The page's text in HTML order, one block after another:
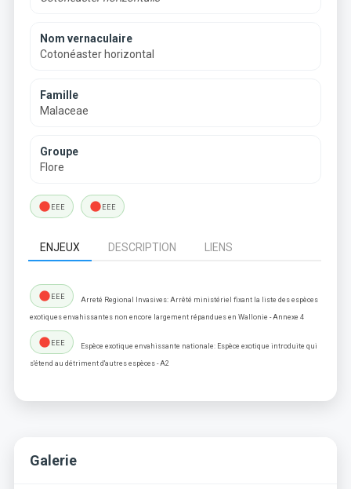
Nom vernaculaire
Cotonéaster horizontal
Famille
Malaceae
Groupe
Flore
lensEEE lensEEE
ENJEUX DESCRIPTION LIENS
lensEEE Arreté Regional Invasives: Arrêté ministériel fixant la liste des espèces
exotiques envahissantes non encore largement répandues en Wallonie - Annexe 4
lensEEE Espèce exotique envahissante nationale: Espèce exotique introduite qui
s'étend au détriment d'autres espèces - A2
Galerie